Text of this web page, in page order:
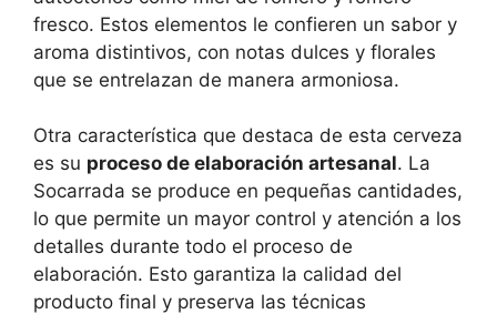
fresco. Estos elementos le confieren un sabor y
aroma distintivos, con notas dulces y florales
que se entrelazan de manera armoniosa.
Otra característica que destaca de esta cerveza
es su proceso de elaboración artesanal. La
Socarrada se produce en pequeñas cantidades,
lo que permite un mayor control y atención a los
detalles durante todo el proceso de
elaboración. Esto garantiza la calidad del
producto final y preserva las técnicas